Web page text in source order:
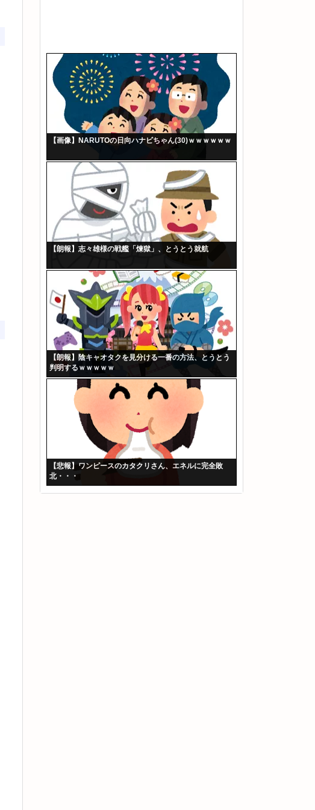
【画像】NARUTOの日向ハナビちゃん(30)ｗｗｗｗｗｗ
【朗報】志々雄様の戦艦「煉獄」、とうとう就航
【朗報】陰キャオタクを見分ける一番の方法、とうとう
判明するｗｗｗｗｗ
【悲報】ワンピースのカタクリさん、エネルに完全敗
北・・・